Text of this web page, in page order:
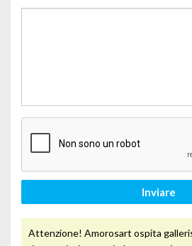
Inviare
Attenzione! Amorosart ospita